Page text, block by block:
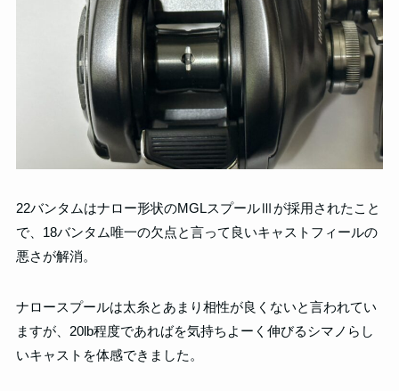
22バンタムはナロー形状のMGLスプールⅢが採用されたこと
で、18バンタム唯一の欠点と言って良いキャストフィールの
悪さが解消。
ナロースプールは太糸とあまり相性が良くないと言われてい
ますが、20lb程度であればを気持ちよーく伸びるシマノらし
いキャストを体感できました。